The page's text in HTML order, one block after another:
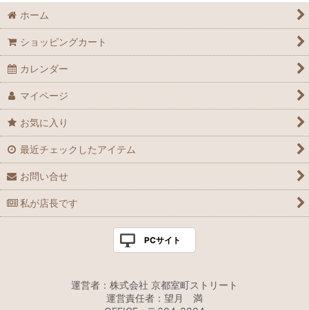
ホーム
ショッピングカート
カレンダー
マイページ
お気に入り
最近チェックしたアイテム
お問い合せ
私が店長です
PCサイト
運営者：株式会社 京都室町ストリート
運営責任者：望月 満